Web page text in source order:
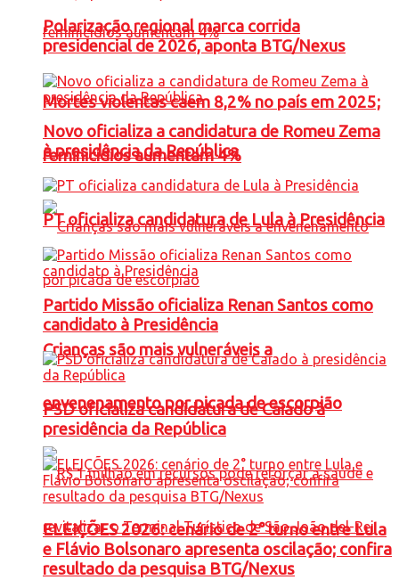
Mortes violentas caem 8,2% no país em 2025;
feminicídios aumentam 4%
Crianças são mais vulneráveis a
envenenamento por picada de escorpião
Polarização regional marca corrida
presidencial de 2026, aponta BTG/Nexus
Novo oficializa a candidatura de Romeu Zema
à presidência da República
PT oficializa candidatura de Lula à Presidência
Partido Missão oficializa Renan Santos como
candidato à Presidência
PSD oficializa candidatura de Caiado à
presidência da República
ELEIÇÕES 2026: cenário de 2° turno entre Lula
e Flávio Bolsonaro apresenta oscilação; confira
resultado da pesquisa BTG/Nexus